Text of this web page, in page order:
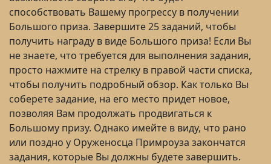
способствовать Вашему прогрессу в получении
Большого приза. Завершите 25 заданий, чтобы
получить награду в виде Большого приза! Если Вы
не знаете, что требуется для выполнения задания,
просто нажмите на стрелку в правой части списка,
чтобы получить подробный обзор. Как только Вы
соберете задание, на его место придет новое,
позволяя Вам продолжать продвигаться к
Большому призу. Однако имейте в виду, что рано
или поздно у Оруженосца Примроуза закончатся
задания, которые Вы должны будете завершить.